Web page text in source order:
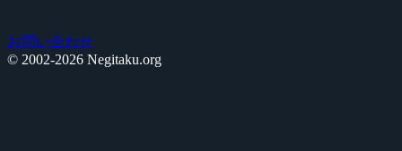
お問い合わせ
© 2002-2026 Negitaku.org